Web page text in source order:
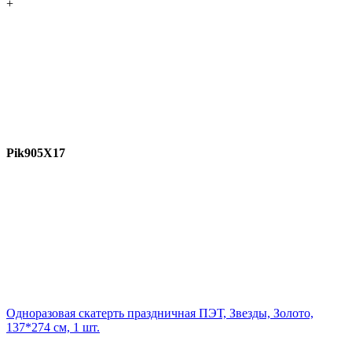
+
Pik905X17
Одноразовая скатерть праздничная ПЭТ, Звезды, Золото,
137*274 см, 1 шт.